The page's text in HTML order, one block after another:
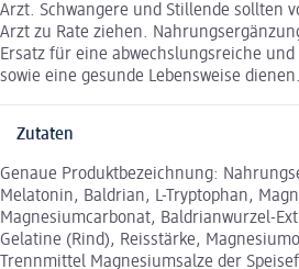
Arzt. Schwangere und Stillende sollten
Arzt zu Rate ziehen.
Ersatz für eine abwechslungsreiche
sowie eine gesunde Lebensweise dienen.
Zutaten
Genaue Produktbezeichnung:
Melatonin, Baldrian, L-Tryptophan,
Magnesiumcarbonat, Baldrianwurzel-
Gelatine (Rind), Reisstärke,
Trennmittel Magnesiumsalze der